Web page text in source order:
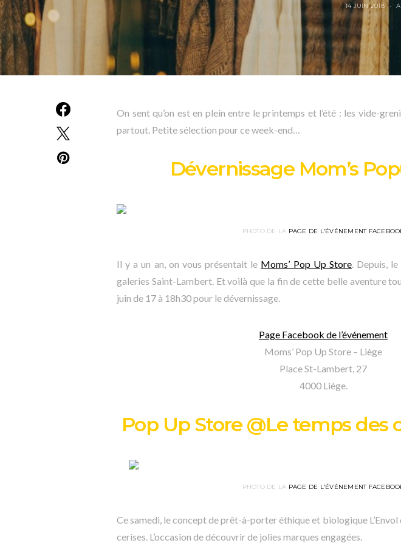
14 JUIN 2018
On sent qu’on est en plein entre le printemps et l’été : les vide-
partout. Petite sélection pour ce week-end…
Dévernissage Mom’s
PHOTO DE LA PAGE DE L’ÉVÉNEMENT
Il y a un an, on vous présentait le Moms’ Pop Up Store. Depuis, le
galeries Saint-Lambert. Et voilà que la fin de cette belle aventure
juin de 17 à 18h30 pour le dévernissage.
Page Facebook de l’événement
Moms’ Pop Up Store – Liège
Place St-Lambert, 27
4000 Liège.
Pop Up Store @Le temps des
PHOTO DE LA PAGE DE L’ÉVÉNEMENT
Ce samedi, le concept de prêt-à-porter éthique et biologique L’Envol
cerises. L’occasion de découvrir de jolies marques engagées.